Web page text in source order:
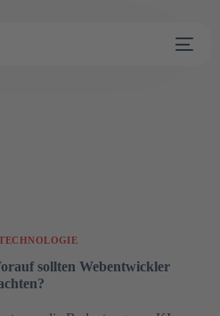
sollten Webentwickler